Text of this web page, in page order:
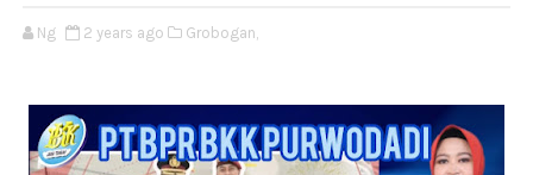
Ng 2 years ago Grobogan,